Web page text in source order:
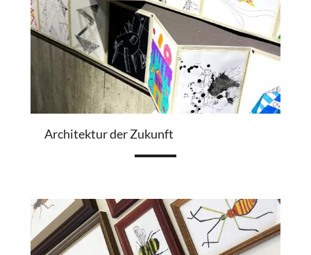
Architektur der Zukunft